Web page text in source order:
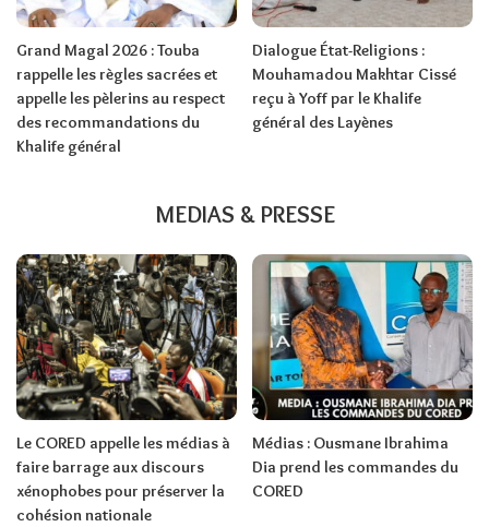
Grand Magal 2026 : Touba
rappelle les règles sacrées et
appelle les pèlerins au respect
des recommandations du
Khalife général
Dialogue État-Religions :
Mouhamadou Makhtar Cissé
reçu à Yoff par le Khalife
général des Layènes
MEDIAS & PRESSE
Le CORED appelle les médias à
faire barrage aux discours
xénophobes pour préserver la
cohésion nationale
Médias : Ousmane Ibrahima
Dia prend les commandes du
CORED